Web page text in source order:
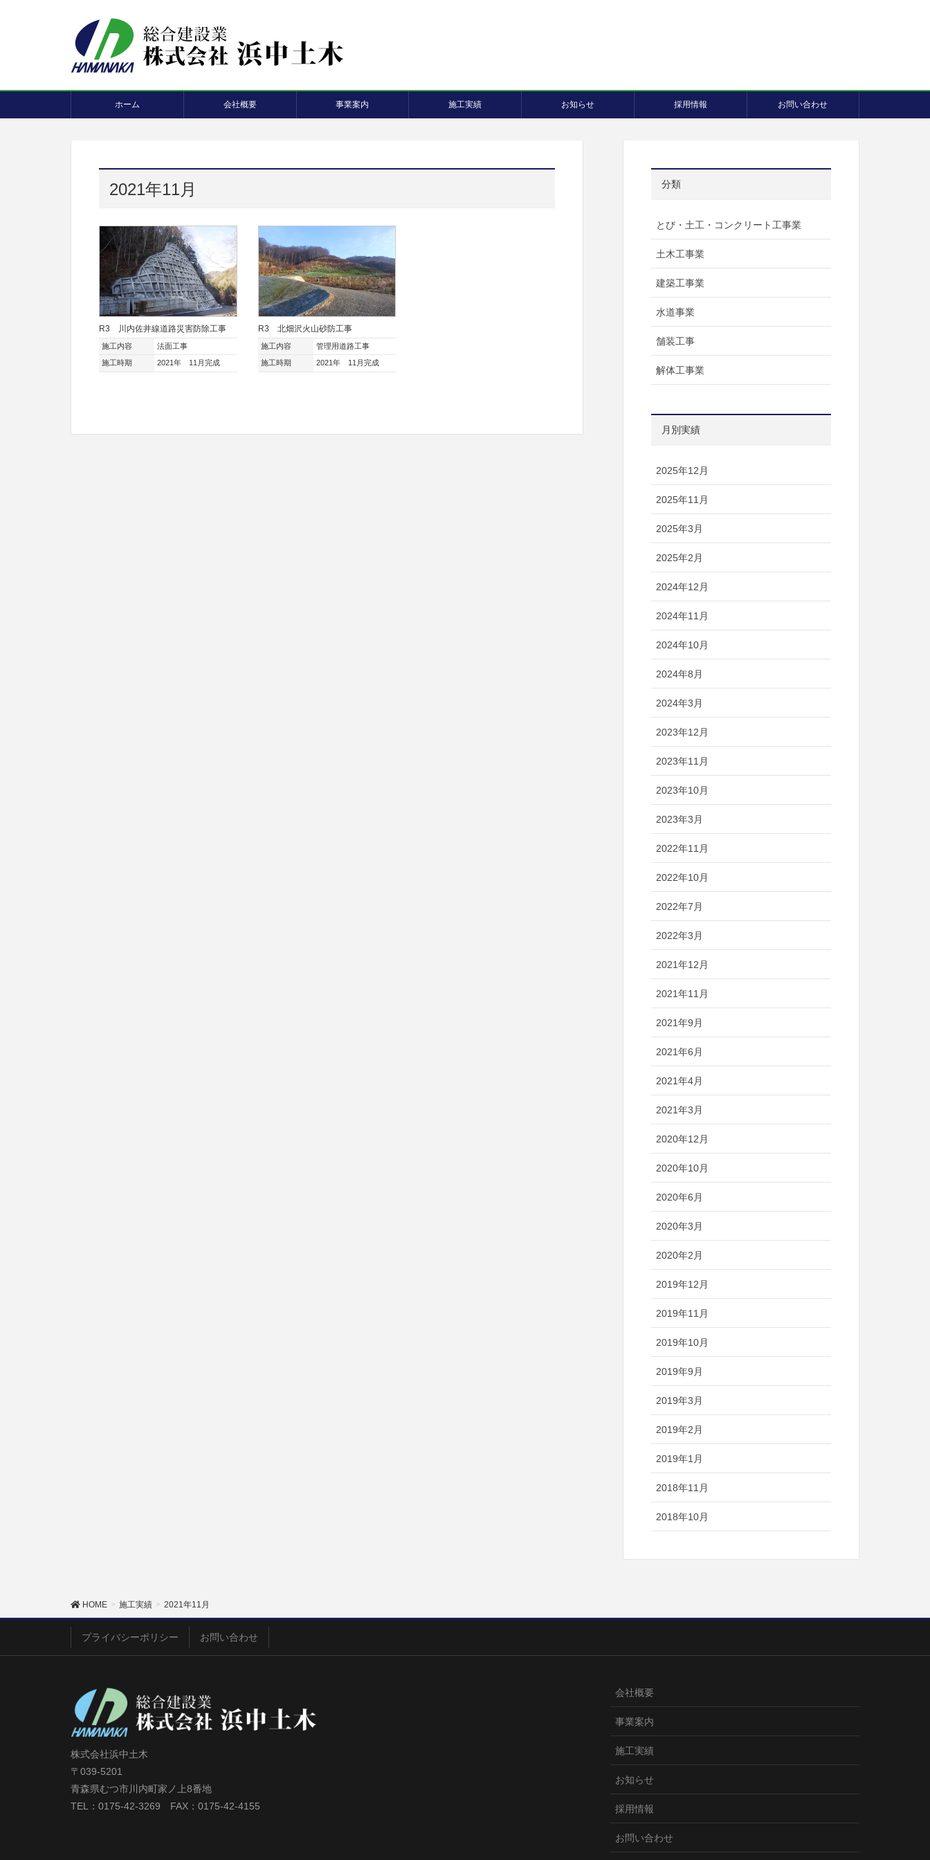
ホーム 会社概要 事業案内 施工実績 お知らせ 採用情報 お問い合わせ
2021年11月
R3 川内佐井線道路災害防除工事
施工内容
法面工事
施工時期
2021年 11月完成
R3 北畑沢火山砂防工事
施工内容
管理用道路工事
施工時期
2021年 11月完成
分類
とび・土工・コンクリート工事業
土木工事業
建築工事業
水道事業
舗装工事
解体工事業
月別実績
2025年12月
2025年11月
2025年3月
2025年2月
2024年12月
2024年11月
2024年10月
2024年8月
2024年3月
2023年12月
2023年11月
2023年10月
2023年3月
2022年11月
2022年10月
2022年7月
2022年3月
2021年12月
2021年11月
2021年9月
2021年6月
2021年4月
2021年3月
2020年12月
2020年10月
2020年6月
2020年3月
2020年2月
2019年12月
2019年11月
2019年10月
2019年9月
2019年3月
2019年2月
2019年1月
2018年11月
2018年10月
HOME 施工実績 2021年11月
プライバシーポリシー お問い合わせ
株式会社浜中土木
〒039-5201
青森県むつ市川内町家ノ上8番地
TEL：0175-42-3269 FAX：0175-42-4155
会社概要
事業案内
施工実績
お知らせ
採用情報
お問い合わせ